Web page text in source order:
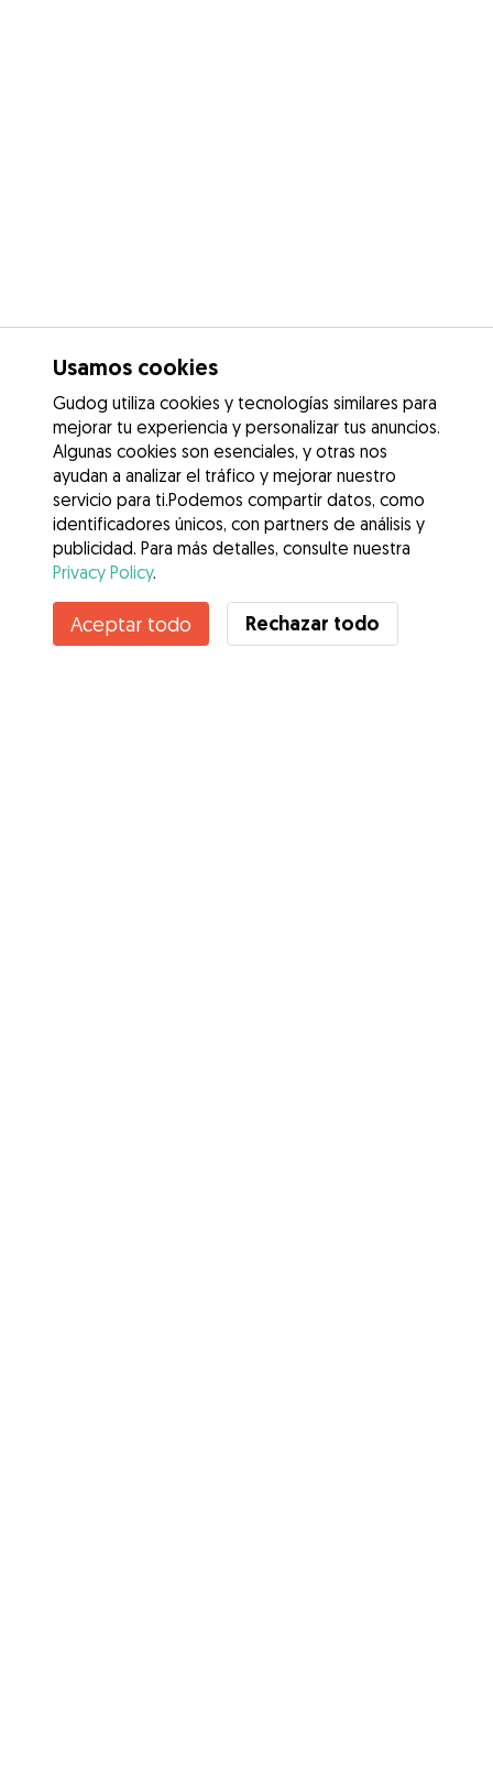
Usamos cookies
Gudog utiliza cookies y tecnologías similares para
mejorar tu experiencia y personalizar tus anuncios.
Algunas cookies son esenciales, y otras nos
ayudan a analizar el tráfico y mejorar nuestro
servicio para ti.Podemos compartir datos, como
identificadores únicos, con partners de análisis y
publicidad. Para más detalles, consulte nuestra
Privacy Policy.
Aceptar todo Rechazar todo